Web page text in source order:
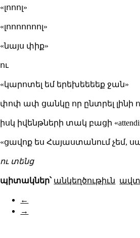
«լոոոլ»
«լոոոոոոոլ»
«նայս փիք»
ու
«կարոտել եմ երեխեեեեք ջան»
փոփ ափ ցանկը որ ընտրել լինի
իսկ իվենթների տակ բացի
«ցավոք ես Հայաստանում չեմ,
ու տենց
պիտակներ՝ անկեղծութիւն
←
→